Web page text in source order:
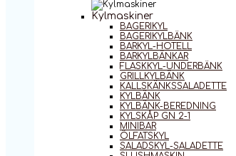
Kylmaskiner
BAGERIKYL
BAGERIKYLBÄNK
BARKYL-HOTELL
BARKYLBÄNKAR
FLASKKYL-UNDERBÄNK
GRILLKYLBÄNK
KALLSKÄNKSSALADETTE
KYLBÄNK
KYLBÄNK-BEREDNING
KYLSKÅP GN 2-1
MINIBAR
ÖLFATSKYL
SALADSKYL-SALADETTE